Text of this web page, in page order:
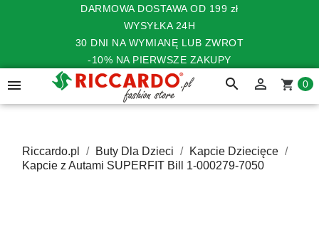
DARMOWA DOSTAWA OD 199 zł
WYSYŁKA 24H
30 DNI NA WYMIANĘ LUB ZWROT
-10% NA PIERWSZE ZAKUPY
 search  shopping_cart 0
Riccardo.pl Buty Dla Dzieci
Kapcie Dziecięce
Kapcie z Autami SUPERFIT Bill 1-000279-7050